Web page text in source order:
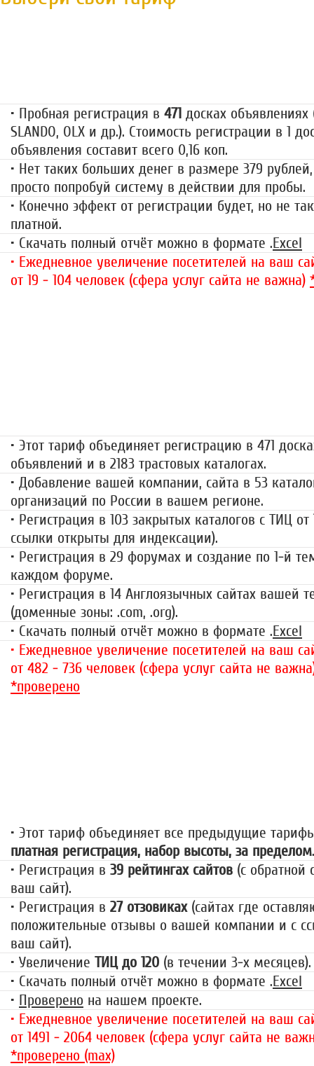
• Пробная регистрация в 471 досках объявлениях
SLANDO, OLX и др.). Стоимость регистрации в 1
объявления составит всего 0,16 коп.
• Нет таких больших денег в размере 379
просто попробуй систему в действии для пробы.
• Конечно эффект от регистрации будет, но не
платной.
• Скачать полный отчёт можно в формате .Excel
• Ежедневное увеличение посетителей на ваш
от 19 - 104 человек (сфера услуг сайта не важна)
• Этот тариф объединяет регистрацию в 471
объявлений и в 2183 трастовых каталогах.
• Добавление вашей компании, сайта в 53
организаций по России в вашем регионе.
• Регистрация в 103 закрытых каталогов с ТИЦ от
ссылки открыты для индексации).
• Регистрация в 29 форумах и создание по 1-й
каждом форуме.
• Регистрация в 14 Англоязычных сайтах вашей
(доменные зоны: .com, .org).
• Скачать полный отчёт можно в формате .Excel
• Ежедневное увеличение посетителей на ваш
от 482 - 736 человек (сфера услуг сайта не
*проверено
• Этот тариф объединяет все предыдущие
платная регистрация, набор высоты, за пределом.
• Регистрация в 39 рейтингах сайтов (с обратной
ваш сайт).
• Регистрация в 27 отзовиках(сайтах где
положительные отзывы о вашей компании и с
ваш сайт).
• Увеличение ТИЦ до 120 (в течении 3-х месяцев).
• Скачать полный отчёт можно в формате .Excel
• Проверено на нашем проекте.
• Ежедневное увеличение посетителей на ваш
от 1491 - 2064 человек (сфера услуг сайта не
*проверено (max)